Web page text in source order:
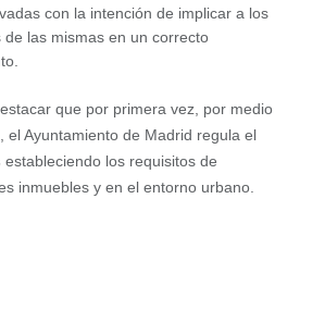
con la intención de implicar a los
de las mismas en un correcto
que por primera vez, por medio
el Ayuntamiento de Madrid regula el
estableciendo los requisitos de
inmuebles y en el entorno urbano.